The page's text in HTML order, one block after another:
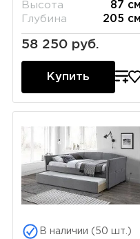
Высота
87 см
Глубина
205 см
58 250 руб.
Купить
В наличии (50 шт.)